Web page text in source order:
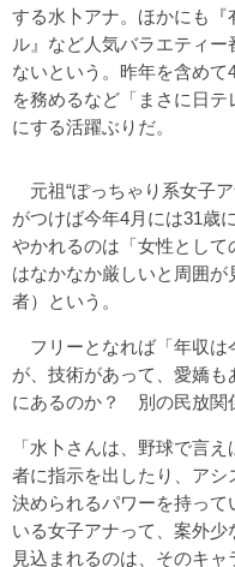
する水卜アナ。ほかにも
ル』など人気バラエティ
ないという。昨年を含め
を務めるなど「まさに日
にする活躍ぶりだ。
元祖“ぽっちゃり系女子
がつけば今年4月には31歳
やかれるのは「女性とし
はなかなか厳しいと周囲
者）という。
フリーとなれば「年収は
が、技術があって、愛嬌も
にあるのか？ 別の民放関
「水卜さんは、野球で言
者に指示を出したり、ア
決められるパワーを持っ
いる女子アナって、案外
見込まれるのは、そのキ